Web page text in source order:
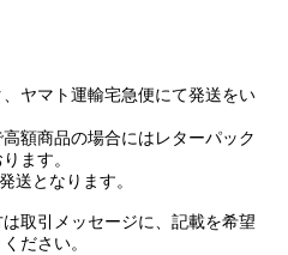
ヤマト運輸宅急便にて発送をい
額商品の場合にはレターパック
ます。
送となります。
取引メッセージに、記載を希望
ださい。